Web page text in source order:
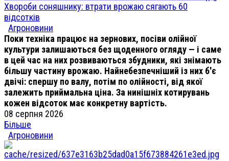
Хвороби соняшнику: втрати врожаю сягають 60
відсотків
Агроновини
Поки техніка працює на зернових, посіви олійної
культури залишаються без щоденного огляду — і саме
в цей час на них розвиваються збудники, які знімають
більшу частину врожаю. Найнебезпечніший із них б'є
двічі: спершу по валу, потім по олійності, від якої
залежить приймальна ціна. За нинішніх котирувань
кожен відсоток має конкретну вартість.
08 серпня 2026
Більше
Агроновини